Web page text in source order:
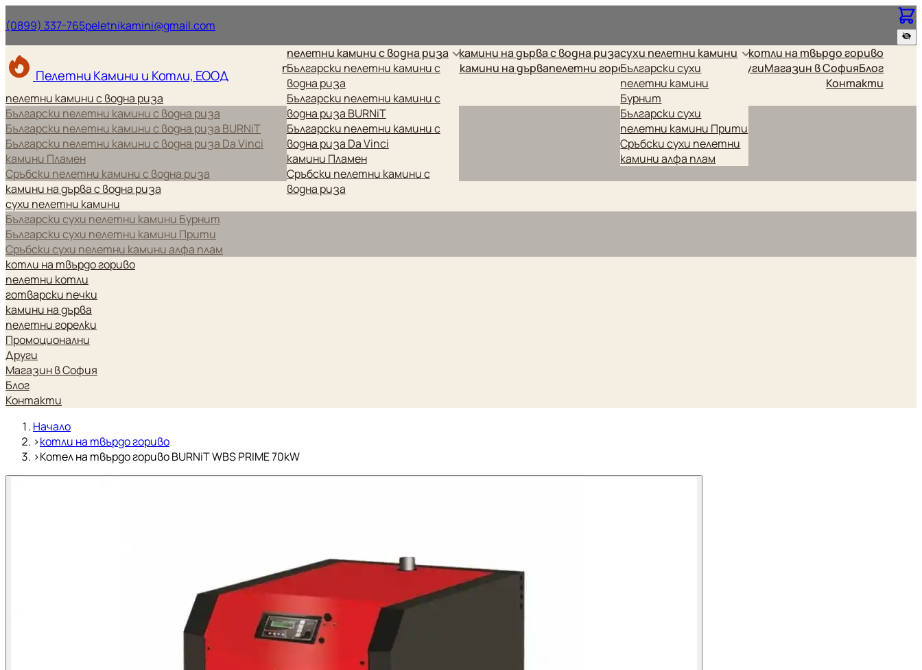
(0899) 337-765Нашият телефонен номер.
peletnikamini@gmail.com
Пелетни Камини и Котли, ЕООД
пелетни камини с водна риза
Български пелетни камини с
водна риза
Български пелетни камини с
водна риза BURNiT
Български пелетни камини с
водна риза Da Vinci
камини Пламен
Сръбски пелетни камини с
водна риза
камини на дърва с водна ризасухи пелетни камини
Български сухи
пелетни камини
Бурнит
Български сухи
пелетни камини Прити
Сръбски сухи пелетни
камини алфа плам
котли на твърдо гориво
пелетни котлиготварски печки камини на дървапелетни горелкиПромоционални ДругиМагазин в СофияБлог
Контакти
пелетни камини с водна риза
Български пелетни камини с водна риза
Български пелетни камини с водна риза BURNiT
Български пелетни камини с водна риза Da Vinci
камини Пламен
Сръбски пелетни камини с водна риза
камини на дърва с водна риза
сухи пелетни камини
Български сухи пелетни камини Бурнит
Български сухи пелетни камини Прити
Сръбски сухи пелетни камини алфа плам
котли на твърдо гориво
пелетни котли
готварски печки
камини на дърва
пелетни горелки
Промоционални
Други
Магазин в София
Блог
Контакти
Начало
›котли на твърдо гориво
›Котел на твърдо гориво BURNiT WBS PRIME 70kW